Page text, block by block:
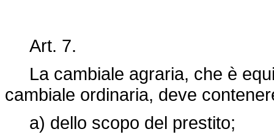
Art. 7.
La cambiale agraria, che è
cambiale ordinaria, deve
a) dello scopo del prestito;